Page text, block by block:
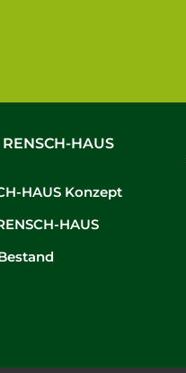
HAUS
HAUS Konzept
HAUS